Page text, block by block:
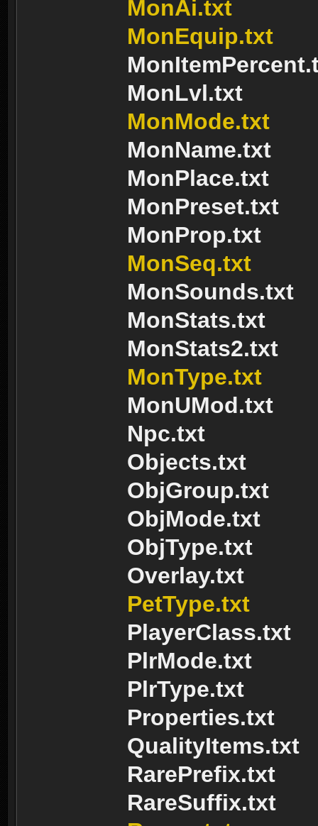
MonAi.txt
MonEquip.txt
MonLvl.txt
MonMode.txt
MonName.txt
MonPlace.txt
MonPreset.txt
MonProp.txt
MonSeq.txt
MonSounds.txt
MonStats.txt
MonStats2.txt
MonType.txt
MonUMod.txt
Npc.txt
Objects.txt
ObjGroup.txt
ObjMode.txt
ObjType.txt
Overlay.txt
PetType.txt
PlayerClass.txt
PlrMode.txt
PlrType.txt
Properties.txt
QualityItems.txt
RarePrefix.txt
RareSuffix.txt